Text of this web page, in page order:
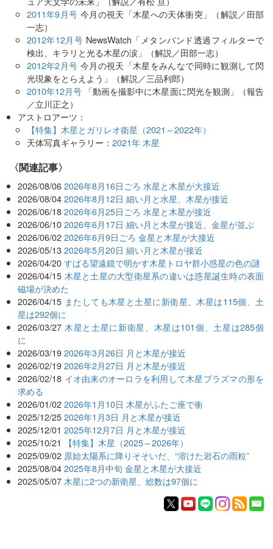
2011年9月号 今月の視天「木星への天体衝突」（解説／田部
一志）
2012年12月号 NewsWatch「メタンバンド透過フィルターで
検出、キラリと光る木星の涙」（解説／田部一志）
2012年2月号 今月の視天「木星をみんなで同時に観測して閃
光現象をとらえよう」（解説／三品利郎）
2010年12月号 「動画を撮影中に木星面に閃光を観測」（報告
／立川正之）
アストロアーツ：
【特集】木星とガリレオ衛星（2021～2022年）
天体写真ギャラリー： 2021年 木星
関連記事
2026/08/06 2026年8月16日ごろ 水星と木星が大接近
2026/08/04 2026年8月12日 細い月と水星、木星が接近
2026/06/18 2026年6月25日ごろ 水星と木星が接近
2026/06/10 2026年6月17日 細い月と木星が接近、金星が並ぶ
2026/06/02 2026年6月9日ごろ 金星と木星が大接近
2026/05/13 2026年5月20日 細い月と木星が接近
2026/04/20 すばる望遠鏡で明かす木星トロヤ群小惑星の色の謎
2026/04/15 木星と土星の大型衛星系の違いは惑星誕生時の表面
磁場が決めた
2026/04/15 またしても木星と土星に新衛星、木星は115個、土
星は292個に
2026/03/27 木星と土星に新衛星、木星は101個、土星は285個
に
2026/03/19 2026年3月26日 月と木星が接近
2026/02/19 2026年2月27日 月と木星が接近
2026/02/18 イオ由来のオーロラを利用して木星プラズマの形を
求める
2026/01/02 2026年1月10日 木星がふたご座で衝
2025/12/25 2026年1月3日 月と木星が接近
2025/12/01 2025年12月7日 月と木星が接近
2025/10/21
【特集】木星（2025～2026年）
2025/09/02 原始太陽系に降りそそいだ、“溶けた岩石の雨粒”
2025/08/04 2025年8月中旬 金星と木星が大接近
2025/05/07 木星に2つの新衛星、総数は97個に